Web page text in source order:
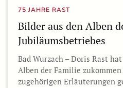
75 JAHRE RAST
Bilder aus den Alben
Jubiläumsbetriebes
Bad Wurzach – Doris Rast
Alben der Familie
zugehörigen Erläuterungen